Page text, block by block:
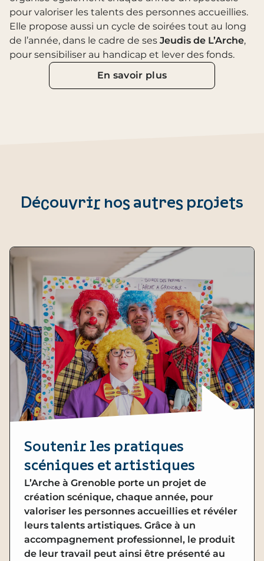
pour valoriser les talents des personnes accueillies.
Elle propose aussi un cycle de soirées tout au long
de l’année, dans le cadre de ses Jeudis de L’Arche,
pour sensibiliser au handicap et lever des fonds.
En savoir plus
Découvrir nos autres projets
Soutenir les pratiques
scéniques et artistiques
L’Arche à Grenoble porte un projet de
création scénique, chaque année, pour
valoriser les personnes accueillies et révéler
leurs talents artistiques. Grâce à un
accompagnement professionnel, le produit
de leur travail peut ainsi être présenté au